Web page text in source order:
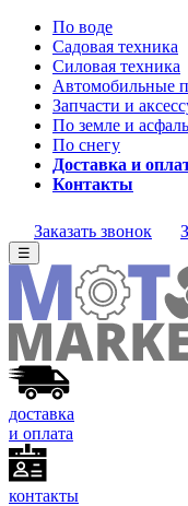
По воде
Садовая техника
Силовая техника
Автомобильные
Запчасти и
По земле и
По снегу
Доставка и
Контакты
Заказать звонок
☰
доставка
и оплата
контакты